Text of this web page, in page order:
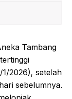
Tambang
2026), setelah
sebelumnya.